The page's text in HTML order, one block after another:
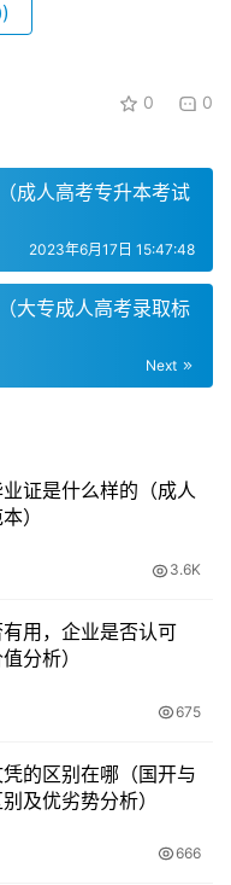
3000元一年不等。
一年，医学类。
报考费111元/人，专升
缴费注册人数满20人
布的结果为准。
、录取后的学费、书本
比较关心的问题，因此
元/年。
费2700-3105元/年。
3200元一年，具体
各招生专业缴费注册人
0 0
成人高考专升本考试
2023年6月17日 15:47:48
大专成人高考录取标
Next
证是什么样的（成人
）
3.6K
用，企业是否认可
分析）
675
的区别在哪（国开与
及优劣势分析）
666